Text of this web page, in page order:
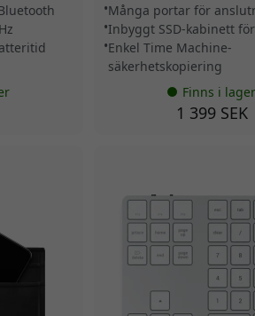
Många portar för
Inbyggt SSD-kabinett
Enkel Time Machine-
säkerhetskopiering
Finns i lager
1 399 SEK